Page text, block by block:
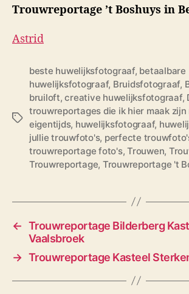
Trouwreportage ’t Boshuys in
Astrid
T
beste huwelijksfotograaf, betaalbare
huwelijksfotograaf, Bruidsfotograaf,
bruiloft,creative huwelijksfotograaf,
trouwreportages die ik hier maak zijn
eigentijds, huwelijksfotograaf,
jullie trouwfoto's, perfecte
trouwreportage foto's,Trouwen,
Trouwreportage, Trouwreportage 't
← Trouwreportage Bilderberg
Vaalsbroek
→ Trouwreportage Kasteel